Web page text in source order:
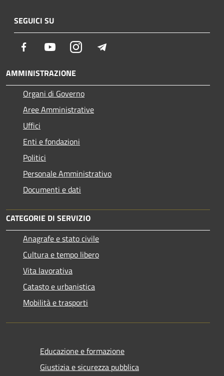
SEGUICI SU
Facebook YoutubeInstagram
AMMINISTRAZIONE
Organi di Governo
Aree Amministrative
Uffici
Enti e fondazioni
Politici
Personale Amministrativo
Documenti e dati
CATEGORIE DI SERVIZIO
Anagrafe e stato civile
Cultura e tempo libero
Vita lavorativa
Catasto e urbanistica
Mobilità e trasporti
Educazione e formazione
Giustizia e sicurezza pubblica